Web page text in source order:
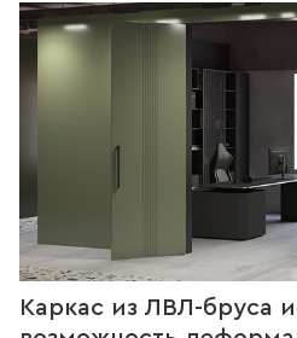
Каркас из ЛВЛ-бруса